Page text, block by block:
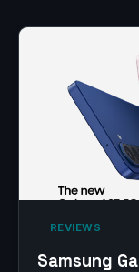
‎ REVIEWS‎
Samsung